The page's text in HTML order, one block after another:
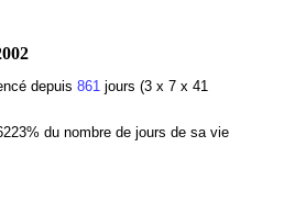
depuis 861jours (3 x 7 x 41
% du nombre de jours de sa vie